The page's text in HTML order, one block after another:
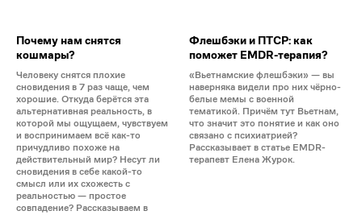
Почему нам снятся
кошмары?
Человеку снятся плохие
сновидения в 7 раз чаще, чем
хорошие. Откуда берётся эта
альтернативная реальность, в
которой мы ощущаем, чувствуем
и воспринимаем всё как-то
причудливо похоже на
действительный мир? Несут ли
сновидения в себе какой-то
смысл или их схожесть с
реальностью — простое
совпадение? Рассказываем в
Флешбэки и ПТСР: как
поможет EMDR-терапия?
«Вьетнамские флешбэки» — вы
наверняка видели про них чёрно-
белые мемы с военной
тематикой. Причём тут Вьетнам,
что значит это понятие и как оно
связано с психиатрией?
Рассказывает в статье EMDR-
терапевт Елена Журок.